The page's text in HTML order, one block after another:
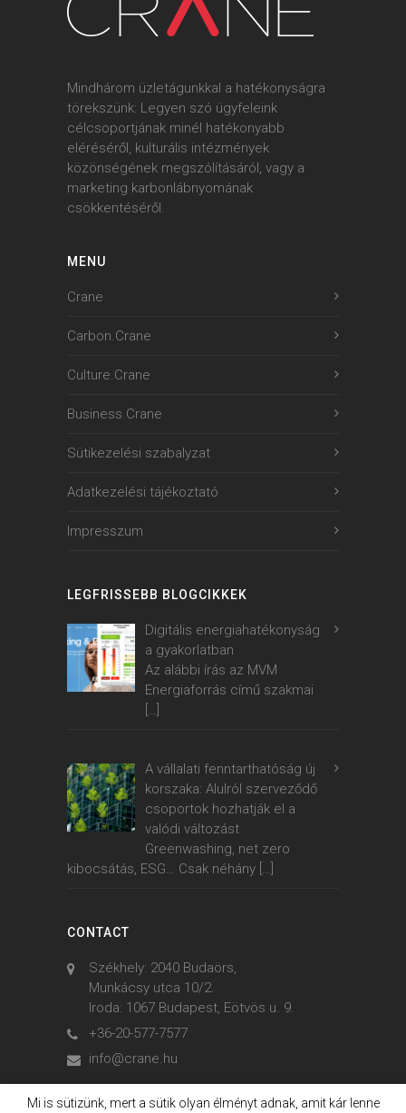
Mindhárom üzletágunkkal a hatékonyságra
törekszünk: Legyen szó ügyfeleink
célcsoportjának minél hatékonyabb
eléréséről, kulturális intézmények
közönségének megszólításáról, vagy a
marketing karbonlábnyomának
csökkentéséről.
MENU
Crane
Carbon.Crane
Culture.Crane
Business.Crane
Sütikezelési szabalyzat
Adatkezelési tájékoztató
Impresszum
LEGFRISSEBB BLOGCIKKEK
Digitális energiahatékonyság
a gyakorlatban
Az alábbi írás az MVM
Energiaforrás című szakmai
A vállalati fenntarthatóság új
korszaka: Alulról szerveződő
csoportok hozhatják el a
valódi változást
Greenwashing, net zero
kibocsátás, ESG… Csak néhány […]
CONTACT
Székhely: 2040 Budaörs,
Munkácsy utca 10/2.
Iroda: 1067 Budapest, Eötvös u. 9.
+36-20-577-7577
info@crane.hu
Mi is sütizünk, mert a sütik olyan élményt adnak, amit kár lenne